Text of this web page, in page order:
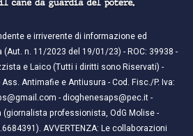
e irriverente di informazione ed
n. 11/2023 del 19/01/23) - ROC: 39938 -
e Laico (Tutti i diritti sono Riservati) -
Antimafie e Antiusura - Cod. Fisc./P. Iva:
- dioghenesaps@pec.it -
(giornalista professionista, OdG Molise -
AVVERTENZA: Le collaborazioni